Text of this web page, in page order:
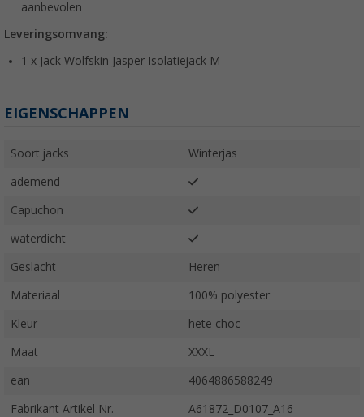
aanbevolen
Leveringsomvang:
1 x Jack Wolfskin Jasper Isolatiejack M
EIGENSCHAPPEN
Soort jacks Winterjas
ademend
Capuchon
waterdicht
Geslacht Heren
Materiaal 100% polyester
Kleur hete choc
Maat XXXL
ean 4064886588249
Fabrikant Artikel Nr. A61872_D0107_A16